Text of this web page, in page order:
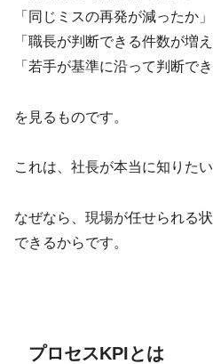
「同じミスの再発が減ったか」
「職長が判断できる件数が増え
「若手が基準に沿って判断で
を見るものです。
これは、社長が本当に知りたい
なぜなら、現場が任せられる
できるからです。
プロセスKPIとは